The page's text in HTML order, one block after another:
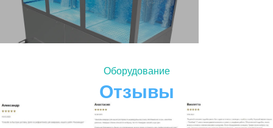
Оборудование
Отзывы